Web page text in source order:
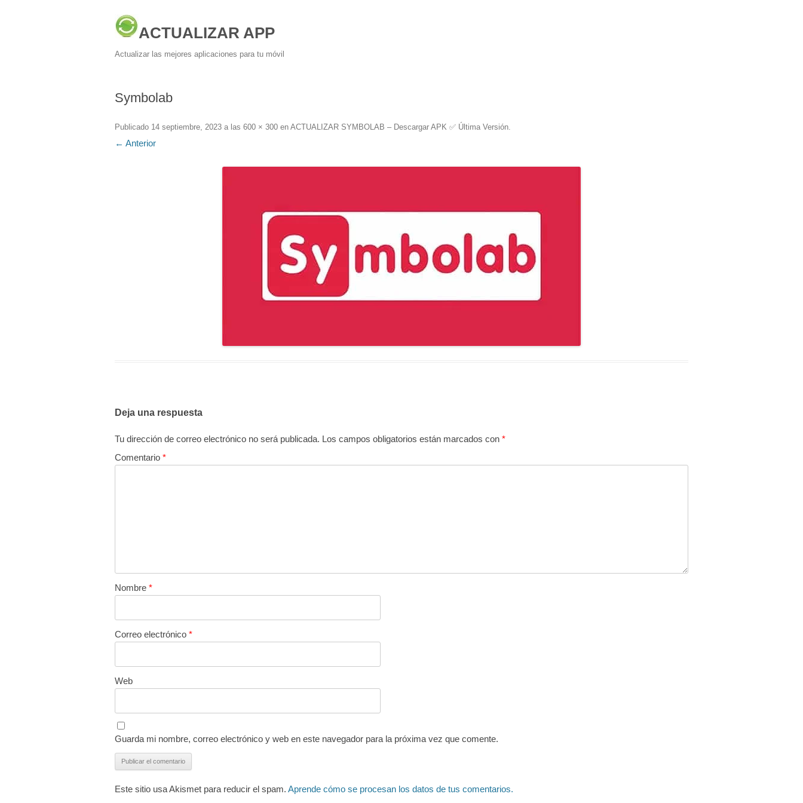
ACTUALIZAR APP
Actualizar las mejores aplicaciones para tu móvil
Symbolab
Publicado 14 septiembre, 2023 a las 600 × 300 en ACTUALIZAR SYMBOLAB – Descargar APK ✅️ Última Versión.
← Anterior
Deja una respuesta
Tu dirección de correo electrónico no será publicada. Los campos obligatorios están marcados con *
Comentario *
Nombre *
Correo electrónico *
Web
Guarda mi nombre, correo electrónico y web en este navegador para la próxima vez que comente.
Este sitio usa Akismet para reducir el spam. Aprende cómo se procesan los datos de tus comentarios.